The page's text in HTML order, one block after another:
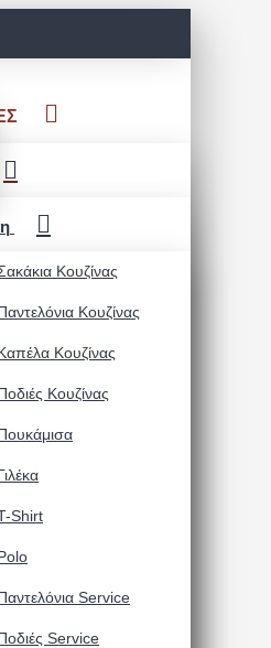
Κουζίνας
Κουζίνας
Κουζίνας
Κουζίνας
Shirt
Service
Service